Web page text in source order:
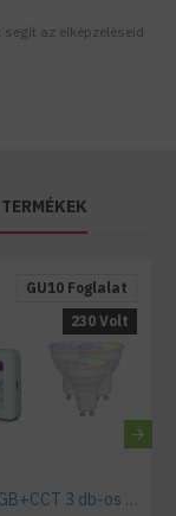
az elképzeléseid
GU10 Foglalat
230 Volt
GU10 RGB+CCT 3 db-os Wifi smart izzó szett